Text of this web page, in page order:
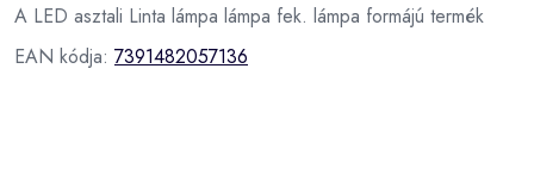
A LED asztali Linta lámpa lámpa fek. lámpa formájú termék
EAN kódja: 7391482057136